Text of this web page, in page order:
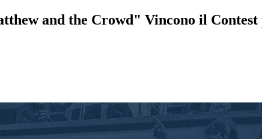
and the Crowd" Vincono il